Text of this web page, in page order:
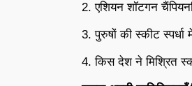
2. एशियन शॉटगन
3. पुरुषों की स्कीट
4. किस देश ने मिश्रित